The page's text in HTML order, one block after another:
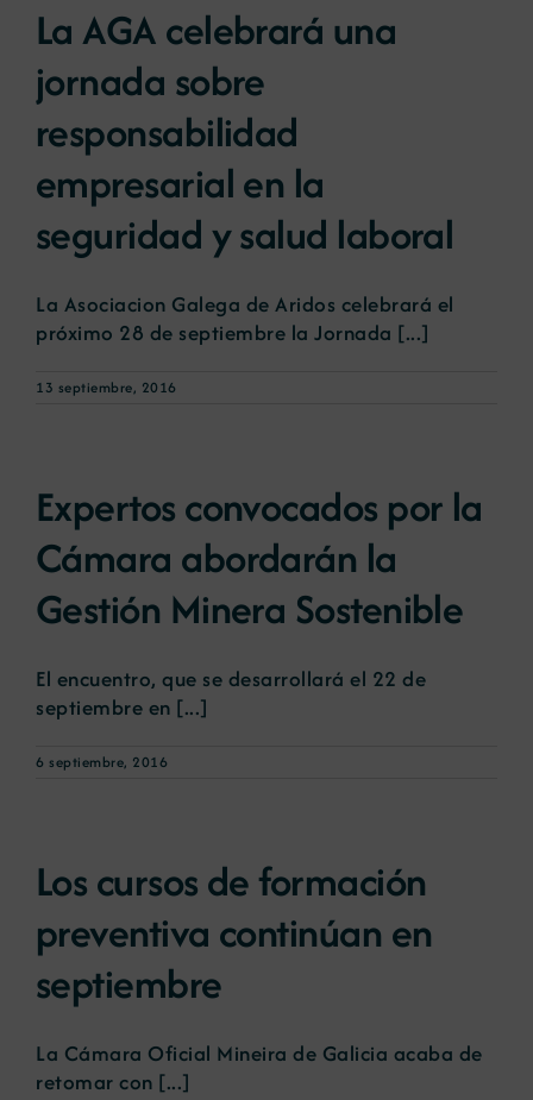
La AGA celebrará una
jornada sobre
responsabilidad
empresarial en la
seguridad y salud laboral
La Asociacion Galega de Aridos celebrará el
próximo 28 de septiembre la Jornada [...]
13 septiembre, 2016
Expertos convocados por la
Cámara abordarán la
Gestión Minera Sostenible
El encuentro, que se desarrollará el 22 de
septiembre en [...]
6 septiembre, 2016
Los cursos de formación
preventiva continúan en
septiembre
La Cámara Oficial Mineira de Galicia acaba de
retomar con [...]